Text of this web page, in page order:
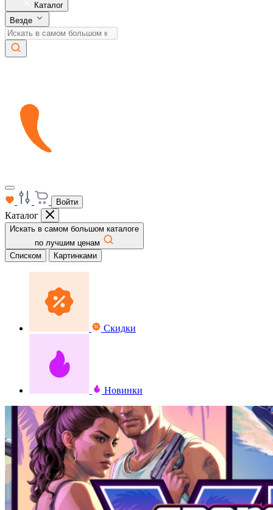
Каталог
Везде
Войти
Каталог
Искать в самом большом каталоге
по лучшим ценам
Списком
Картинками
Скидки
Новинки